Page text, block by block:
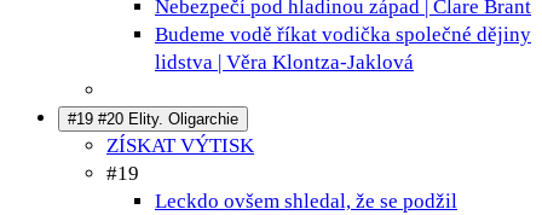
Nebezpečí pod hladinou západ | Clare Brant
Budeme vodě říkat vodička společné dějiny
lidstva | Věra Klontza-Jaklová
#19 #20 Elity. Oligarchie
ZÍSKAT VÝTISK
#19
Leckdo ovšem shledal, že se podžil